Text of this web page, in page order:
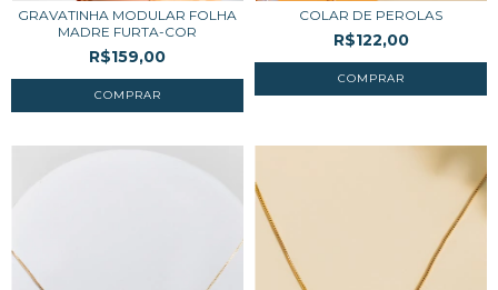
GRAVATINHA MODULAR FOLHA
MADRE FURTA-COR
R$159,00
COLAR DE PEROLAS
R$122,00